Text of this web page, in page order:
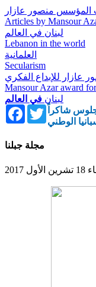
المؤسس منصور عازار
Articles by Mansour
لبنان في العالم
Lebanon in the world
العلمانية
Secularism
عازار للإبداع الفكري
Mansour Azar award
لبنان في العالم
Facebook
Twitter
شاكراً
الوطني
مجلة جبلنا
2017